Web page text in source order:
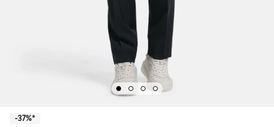
-37%*